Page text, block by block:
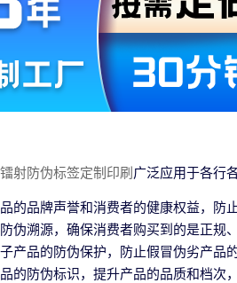
射防伪标签定制印刷广泛应用于各行
的品牌声誉和消费者的健康权益，防
伪溯源，确保消费者购买到的是正规
产品的防伪保护，防止假冒伪劣产品
的防伪标识，提升产品的品质和档次